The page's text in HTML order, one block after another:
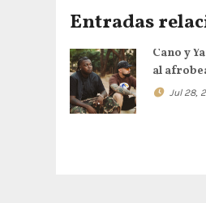
Entradas
Cano y
al
Jul 28,